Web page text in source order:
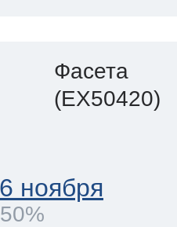
Фасета
(EX50420)
ноября